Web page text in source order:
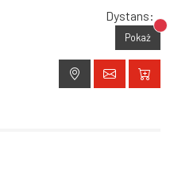
Dystans:
Pokaż